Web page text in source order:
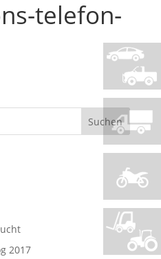
telefon-
2017